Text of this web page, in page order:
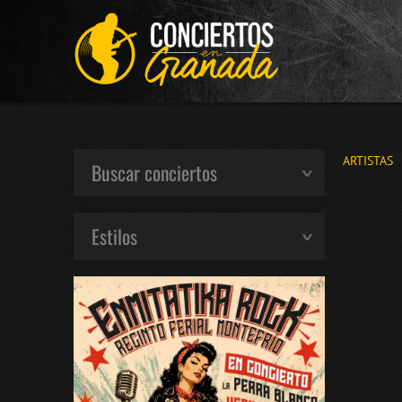
ARTISTAS
Buscar conciertos
Estilos